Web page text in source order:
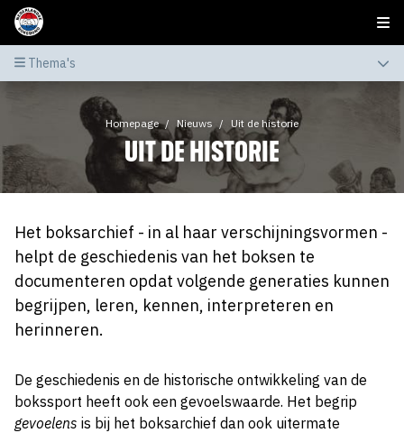
Thema's
Homepage Nieuws Uit de historie
UIT DE HISTORIE
Het boksarchief - in al haar verschijningsvormen -
helpt de geschiedenis van het boksen te
documenteren opdat volgende generaties kunnen
begrijpen, leren, kennen, interpreteren en
herinneren.
De geschiedenis en de historische ontwikkeling van de
bokssport heeft ook een gevoelswaarde. Het begrip
gevoelens is bij het boksarchief dan ook uitermate